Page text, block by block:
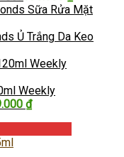
Sữa Rửa Mặt
Ủ Trắng Da Keo
Weekly
₫.
₫Giá